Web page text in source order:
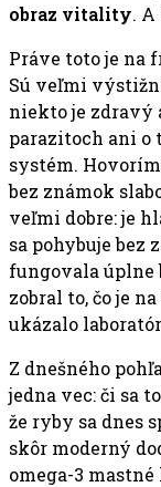
obraz vitality.
Práve toto je na
Sú veľmi
niekto je zdravý
parazitoch ani
systém.
bez známok
veľmi dobre: je
sa pohybuje bez
fungovala úplne
zobral to, čo je
ukázalo
Z dnešného
jedna vec: či sa
že ryby sa dnes
skôr moderný
omega-3